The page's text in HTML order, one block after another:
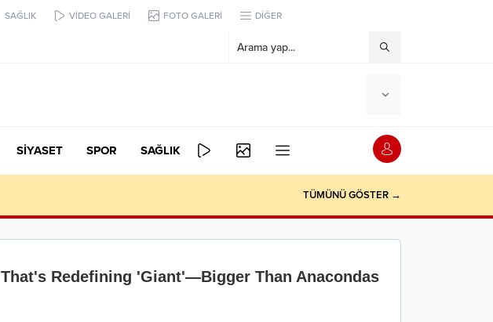
SAĞLIK VİDEO GALERİ FOTO GALERİ DİĞER
SİYASET SPOR SAĞLIK
TÜMÜNÜ GÖSTER →